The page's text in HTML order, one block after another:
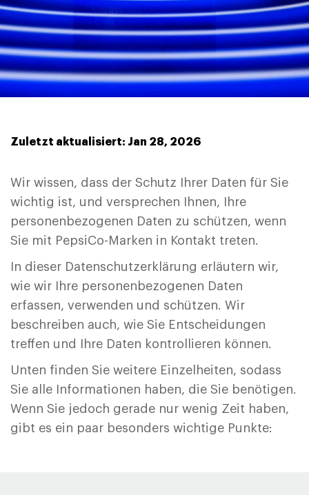
Zuletzt aktualisiert: Jan 28, 2026
Wir wissen, dass der Schutz Ihrer Daten für Sie
wichtig ist, und versprechen Ihnen, Ihre
personenbezogenen Daten zu schützen, wenn
Sie mit PepsiCo-Marken in Kontakt treten.
In dieser Datenschutzerklärung erläutern wir,
wie wir Ihre personenbezogenen Daten
erfassen, verwenden und schützen. Wir
beschreiben auch, wie Sie Entscheidungen
treffen und Ihre Daten kontrollieren können.
Unten finden Sie weitere Einzelheiten, sodass
Sie alle Informationen haben, die Sie benötigen.
Wenn Sie jedoch gerade nur wenig Zeit haben,
gibt es ein paar besonders wichtige Punkte: